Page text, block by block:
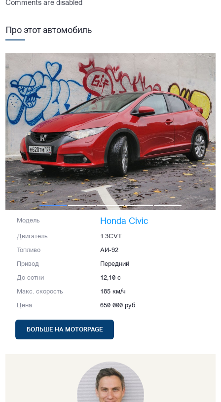
Comments are disabled
Про этот автомобиль
Модель Honda Civic
Двигатель 1.3CVT
Топливо АИ-92
Привод Передний
До сотни 12,10 с
Макс. скорость 185 км/ч
Цена 650 000 руб.
БОЛЬШЕ НА MOTORPAGE